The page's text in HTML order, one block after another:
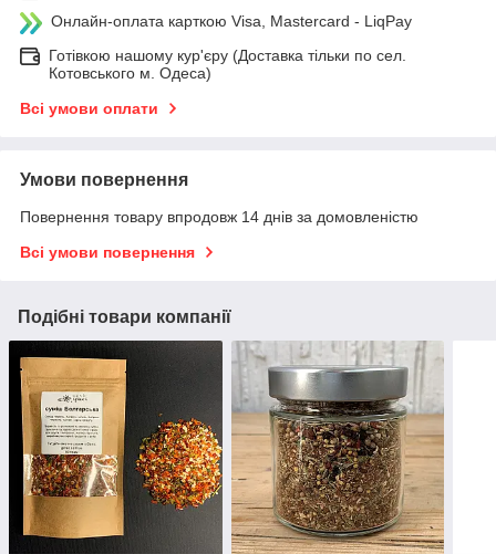
Онлайн-оплата карткою Visa, Mastercard - LiqPay
Готівкою нашому кур'єру (Доставка тільки по сел.
Котовського м. Одеса)
Всі умови оплати
Умови повернення
Повернення товару впродовж 14 днів за домовленістю
Всі умови повернення
Подібні товари компанії